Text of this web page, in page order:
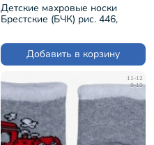
Детские махровые носки
Брестские (БЧК) рис. 446,
Добавить в корзину
11-12
9-10